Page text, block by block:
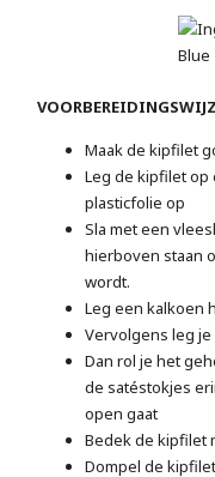
Maak de kipfilet
Leg de kipfilet
plasticfolie op
Sla met een
hierboven staan
wordt.
Leg een kalkoen
Vervolgens leg
Dan rol je het
de satéstokjes
open gaat
Bedek de kipfilet
Dompel de